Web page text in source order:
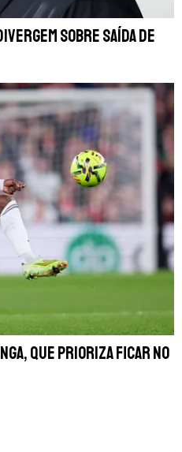
sobre saída de
que prioriza ficar no